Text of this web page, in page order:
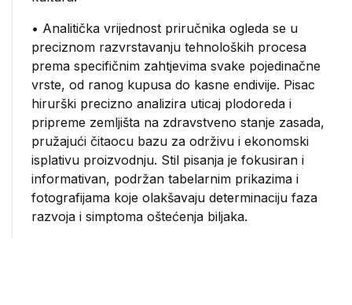
• Analitička vrijednost priručnika ogleda se u
preciznom razvrstavanju tehnoloških procesa
prema specifičnim zahtjevima svake pojedinačne
vrste, od ranog kupusa do kasne endivije. Pisac
hirurški precizno analizira uticaj plodoreda i
pripreme zemljišta na zdravstveno stanje zasada,
pružajući čitaocu bazu za održivu i ekonomski
isplativu proizvodnju. Stil pisanja je fokusiran i
informativan, podržan tabelarnim prikazima i
fotografijama koje olakšavaju determinaciju faza
razvoja i simptoma oštećenja biljaka.